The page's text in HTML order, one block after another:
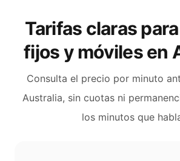
Tarifas claras
fijos y móviles en
Consulta el precio por minuto
Australia, sin cuotas ni
los minutos que